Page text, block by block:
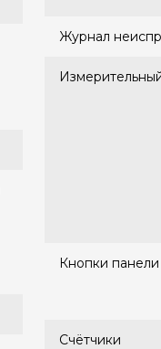
Журнал
Кнопки
Счётчики